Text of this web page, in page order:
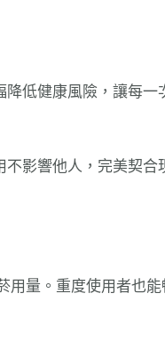
低健康風險，讓每一
影響他人，完美契合
量。重度使用者也